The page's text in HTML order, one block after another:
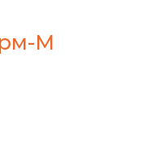
М